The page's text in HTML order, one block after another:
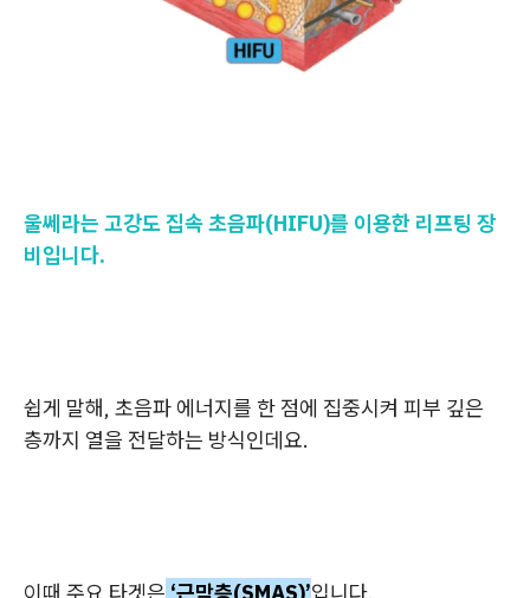
울쎄라는 고강도 집속 초음파(HIFU)를 이용한 리프팅 장
비입니다.
쉽게 말해, 초음파 에너지를 한 점에 집중시켜 피부 깊은
층까지 열을 전달하는 방식인데요.